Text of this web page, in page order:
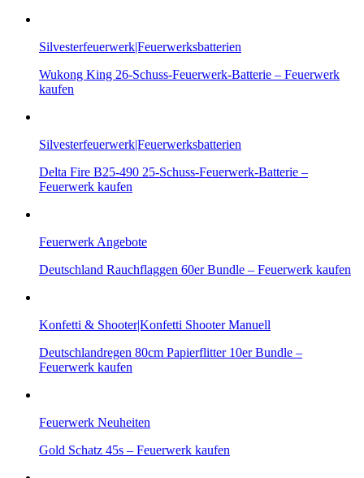
Silvesterfeuerwerk|Feuerwerksbatterien
Wukong King 26-Schuss-Feuerwerk-Batterie – Feuerwerk
kaufen
Silvesterfeuerwerk|Feuerwerksbatterien
Delta Fire B25-490 25-Schuss-Feuerwerk-Batterie –
Feuerwerk kaufen
Feuerwerk Angebote
Deutschland Rauchflaggen 60er Bundle – Feuerwerk kaufen
Konfetti & Shooter|Konfetti Shooter Manuell
Deutschlandregen 80cm Papierflitter 10er Bundle –
Feuerwerk kaufen
Feuerwerk Neuheiten
Gold Schatz 45s – Feuerwerk kaufen